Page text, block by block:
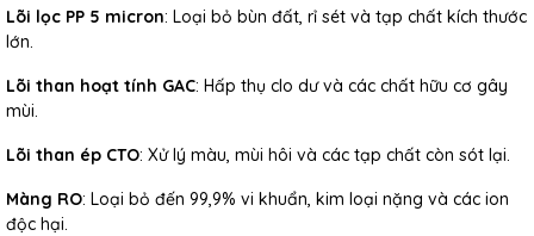
Lõi lọc PP 5 micron: Loại bỏ bùn đất, rỉ sét và tạp chất kích thước
lớn.
Lõi than hoạt tính GAC: Hấp thụ clo dư và các chất hữu cơ gây
mùi.
Lõi than ép CTO: Xử lý màu, mùi hôi và các tạp chất còn sót lại.
Màng RO: Loại bỏ đến 99,9% vi khuẩn, kim loại nặng và các ion
độc hại.